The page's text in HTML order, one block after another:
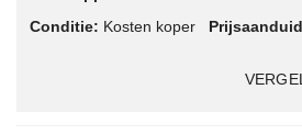
Conditie: Kosten koper